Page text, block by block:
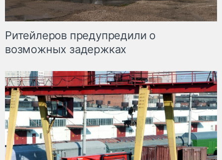
Ритейлеров предупредили о
возможных задержках